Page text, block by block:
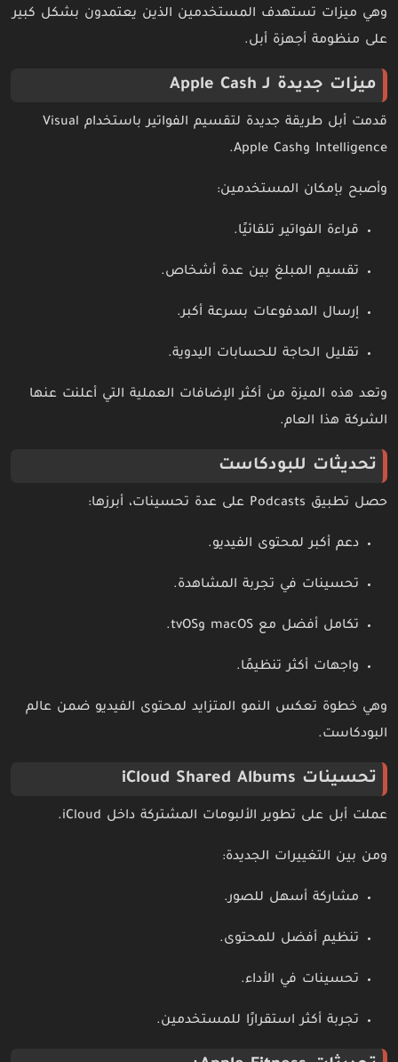
وهي ميزات تستهدف المستخدمين الذين يعتمدون بشكل كبير
على منظومة أجهزة أبل.
ميزات جديدة لـ Apple Cash
قدمت أبل طريقة جديدة لتقسيم الفواتير باستخدام Visual
Intelligence وApple Cash.
وأصبح بإمكان المستخدمين:
قراءة الفواتير تلقائيًا.
تقسيم المبلغ بين عدة أشخاص.
إرسال المدفوعات بسرعة أكبر.
تقليل الحاجة للحسابات اليدوية.
وتعد هذه الميزة من أكثر الإضافات العملية التي أعلنت عنها
الشركة هذا العام.
تحديثات للبودكاست
حصل تطبيق Podcasts على عدة تحسينات، أبرزها:
دعم أكبر لمحتوى الفيديو.
تحسينات في تجربة المشاهدة.
تكامل أفضل مع macOS وtvOS.
واجهات أكثر تنظيمًا.
وهي خطوة تعكس النمو المتزايد لمحتوى الفيديو ضمن عالم
البودكاست.
تحسينات iCloud Shared Albums
عملت أبل على تطوير الألبومات المشتركة داخل iCloud.
ومن بين التغييرات الجديدة:
مشاركة أسهل للصور.
تنظيم أفضل للمحتوى.
تحسينات في الأداء.
تجربة أكثر استقرارًا للمستخدمين.